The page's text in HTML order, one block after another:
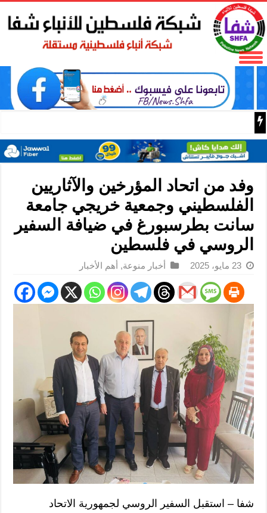
بلدية البيرة تحتضن حفل إشهار وتوقيع رواية مخاض الرصاص
وفد من اتحاد المؤرخين والآثاريين
الفلسطيني وجمعية خريجي جامعة
سانت بطرسبورغ في ضيافة السفير
الروسي في فلسطين
23 مايو، 2025 أخبار منوعة, أهم الأخبار
شفا – استقبل السفير الروسي لجمهورية الاتحاد